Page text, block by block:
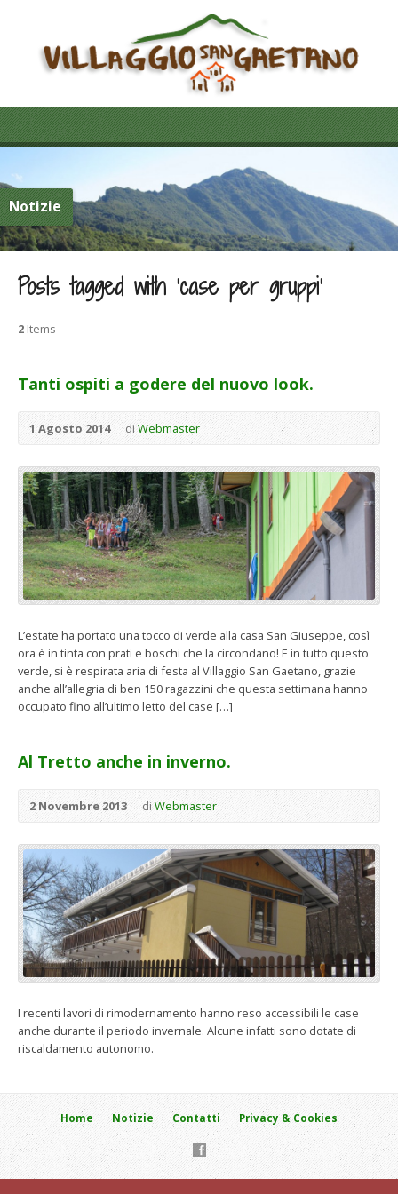
Notizie
Posts tagged with ‘case per gruppi’
2 Items
Tanti ospiti a godere del nuovo look.
1 Agosto 2014 diWebmaster
L’estate ha portato una tocco di verde alla casa San Giuseppe, così
ora è in tinta con prati e boschi che la circondano! E in tutto questo
verde, si è respirata aria di festa al Villaggio San Gaetano, grazie
anche all’allegria di ben 150 ragazzini che questa settimana hanno
occupato fino all’ultimo letto del case […]
Al Tretto anche in inverno.
2 Novembre 2013 di Webmaster
I recenti lavori di rimodernamento hanno reso accessibili le case
anche durante il periodo invernale. Alcune infatti sono dotate di
riscaldamento autonomo.
Home Notizie Contatti Privacy & Cookies